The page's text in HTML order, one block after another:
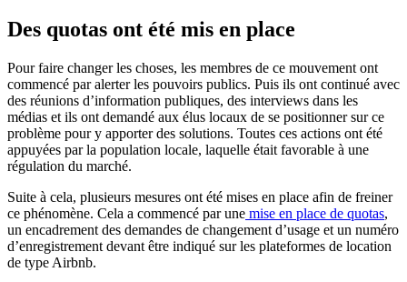
Des quotas ont été mis en place
Pour faire changer les choses, les membres de ce mouvement ont
commencé par alerter les pouvoirs publics. Puis ils ont continué avec
des réunions d’information publiques, des interviews dans les
médias et ils ont demandé aux élus locaux de se positionner sur ce
problème pour y apporter des solutions. Toutes ces actions ont été
appuyées par la population locale, laquelle était favorable à une
régulation du marché.
Suite à cela, plusieurs mesures ont été mises en place afin de freiner
ce phénomène. Cela a commencé par une mise en place de quotas,
un encadrement des demandes de changement d’usage et un numéro
d’enregistrement devant être indiqué sur les plateformes de location
de type Airbnb.